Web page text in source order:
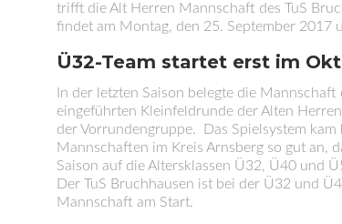
trifft die Alt Herren Mannschaft des TuS
findet am Montag, den 25. September 2017
Ü32-Team startet erst im
In der letzten Saison belegte die Mannschaft
eingeführten Kleinfeldrunde der Alten
der Vorrundengruppe. Das Spielsystem kam
Mannschaften im Kreis Arnsberg so gut an,
Saison auf die Altersklassen Ü32, Ü40 und
Der TuS Bruchhausen ist bei der Ü32 und
Mannschaft am Start.